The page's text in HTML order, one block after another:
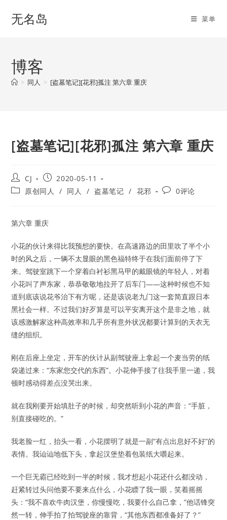
无名岛 菜单
博客
> 同人 > [盗墓笔记][花邪]孤注 第六章 重庆
[盗墓笔记][花邪]孤注 第六章 重庆
Post
author:
CJ
Post
published:
2020-05-11
Post原创同人 / 同人 / 盗墓笔记 / 花邪
Post0评论
第六章 重庆
小花的伙计来得比我预想的要快。在高速路边的田里吹了半个小
时的风之后，一辆不太显眼的黑色福特终于在我们面前停了下
来。驾驶室跳下一个穿着白衬衫黑马甲的戴眼镜的年轻人，对着
小花叫了声东家，恭恭敬敬地拉开了后车门——这种时候也不知
道到底该说花爷治下有方呢，还是该说老九门这一套简直跟日本
黑社会一样。不过我们好歹算是可以平安离开这个是非之地，就
该感激解家这种高效率和几乎所有意外状况都要计算到的天衣无
缝的组织。
刚在后座上坐定，开车的伙计从副驾驶座上拿起一个麦当劳的纸
袋递过来：“东家您交代的东西”。小花伸手接了往我手里一递，我
顿时感动得差点没哭出来。
就在我刚要开始填肚子的时候，却突然听到小花的声音：“手脏，
别直接碰吃的。”
我老脸一红，抬头一看，小花摆明了就是一副“有点出息好不好”的
表情。我讪讪地低下头，拿起汉堡垫着包装纸大嚼起来。
一个巨无霸已经吃到一半的时候，我才想起小花还什么都没动，
赶紧转过头问他要不要来点什么，小花瞟了我一眼，笑着摇摇
头：“我不喜欢牛肉汉堡，你慢慢吃，我要什么自己拿，”他话锋突
然一转，伸手拍了拍驾驶座的靠背，“其他东西都准备好了？”